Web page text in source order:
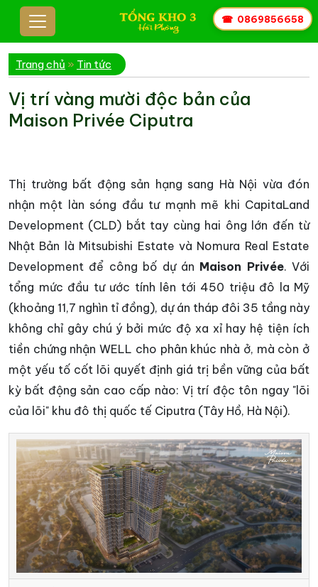
Trang chủ » Tin tức
Vị trí vàng mười độc bản của
Maison Privée Ciputra
Thị trường bất động sản hạng sang Hà Nội vừa đón
nhận một làn sóng đầu tư mạnh mẽ khi CapitaLand
Development (CLD) bắt tay cùng hai ông lớn đến từ
Nhật Bản là Mitsubishi Estate và Nomura Real Estate
Development để công bố dự án Maison Privée. Với
tổng mức đầu tư ước tính lên tới 450 triệu đô la Mỹ
(khoảng 11,7 nghìn tỉ đồng), dự án tháp đôi 35 tầng này
không chỉ gây chú ý bởi mức độ xa xỉ hay hệ tiện ích
tiền chứng nhận WELL cho phân khúc nhà ở, mà còn ở
một yếu tố cốt lõi quyết định giá trị bền vững của bất
kỳ bất động sản cao cấp nào: Vị trí độc tôn ngay "lõi
của lõi" khu đô thị quốc tế Ciputra (Tây Hồ, Hà Nội).
☎ 0869856658